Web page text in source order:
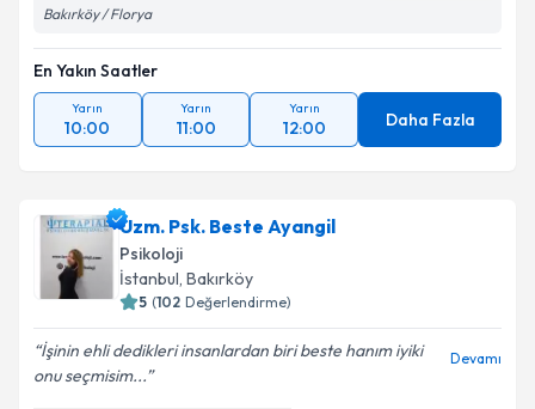
Bakırköy / Florya
En Yakın Saatler
Yarın
10:00
Yarın
11:00
Yarın
12:00 Daha Fazla
Uzm. Psk. Beste Ayangil
Psikoloji
İstanbul, Bakırköy
5 (102 Değerlendirme)
İşinin ehli dedikleri insanlardan biri beste hanım iyiki
onu seçmisim...
Devamı